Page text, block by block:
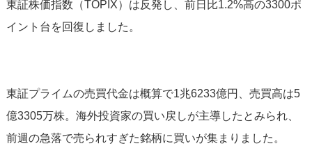
東証株価指数（TOPIX）は反発し、前日比1.2%高の3300ポ
イント台を回復しました。
東証プライムの売買代金は概算で1兆6233億円、売買高は5
億3305万株。海外投資家の買い戻しが主導したとみられ、
前週の急落で売られすぎた銘柄に買いが集まりました。